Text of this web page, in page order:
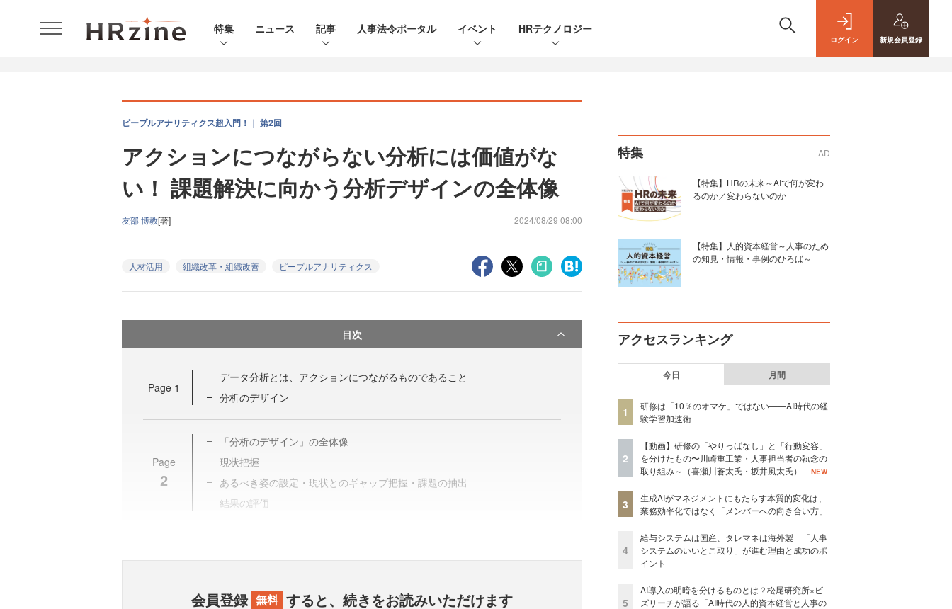
特集 ニュース 記事 人事法令ポータル イベント HRテクノロジー
ログイン 新規会員登録
ピープルアナリティクス超入門！｜ 第2回
アクションにつながらない分析には価値がな
い！ 課題解決に向かう分析デザインの全体像
友部 博教[著] 2024/08/29 08:00
人材活用 組織改革・組織改善 ピープルアナリティクス
目次
Page 1
データ分析とは、アクションにつながるものであること
分析のデザイン
Page
2
「分析のデザイン」の全体像
現状把握
あるべき姿の設定・現状とのギャップ把握・課題の抽出
結果の評価
会員登録 無料 すると、続きをお読みいただけます
特集 AD
【特集】HRの未来～AIで何が変わ
るのか／変わらないのか
【特集】人的資本経営～人事のため
の知見・情報・事例のひろば～
アクセスランキング
今日 月間
1
研修は「10％のオマケ」ではない——AI時代の経
験学習加速術
2
【動画】研修の「やりっぱなし」と「行動変容」
を分けたもの〜川崎重工業・人事担当者の執念の
取り組み～（喜瀬川蒼太氏・坂井風太氏）
NEW
3
生成AIがマネジメントにもたらす本質的変化は、
業務効率化ではなく「メンバーへの向き合い方」
4
給与システムは国産、タレマネは海外製 「人事
システムのいいとこ取り」が進む理由と成功のポ
イント
5
AI導入の明暗を分けるものとは？松尾研究所×ビ
ズリーチが語る「AI時代の人的資本経営と人事の